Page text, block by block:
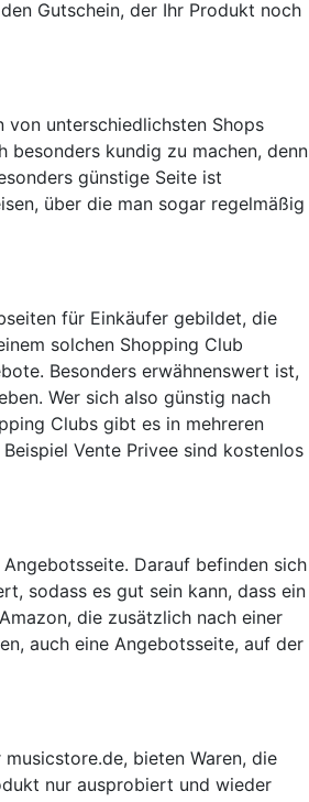
Gutschein, der Ihr Produkt noch
von unterschiedlichsten Shops
besonders kundig zu machen, denn
günstige Seite ist
über die man sogar regelmäßig
für Einkäufer gebildet, die
solchen Shopping Club
Besonders erwähnenswert ist,
Wer sich also günstig nach
Clubs gibt es in mehreren
Vente Privee sind kostenlos
Darauf befinden sich
sodass es gut sein kann, dass ein
die zusätzlich nach einer
auch eine Angebotsseite, auf der
bieten Waren, die
nur ausprobiert und wieder